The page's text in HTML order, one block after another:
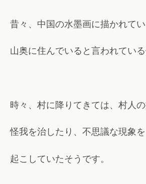
昔々、中国の水墨画に描かれて
山奥に住んでいると言われている
時々、村に降りてきては、村人
怪我を治したり、不思議な現象を
起こしていたそうです。